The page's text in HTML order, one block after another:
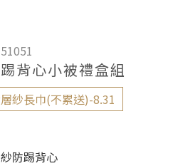
背心小被禮盒組
紗長巾(不累送)-8.31
防踢背心